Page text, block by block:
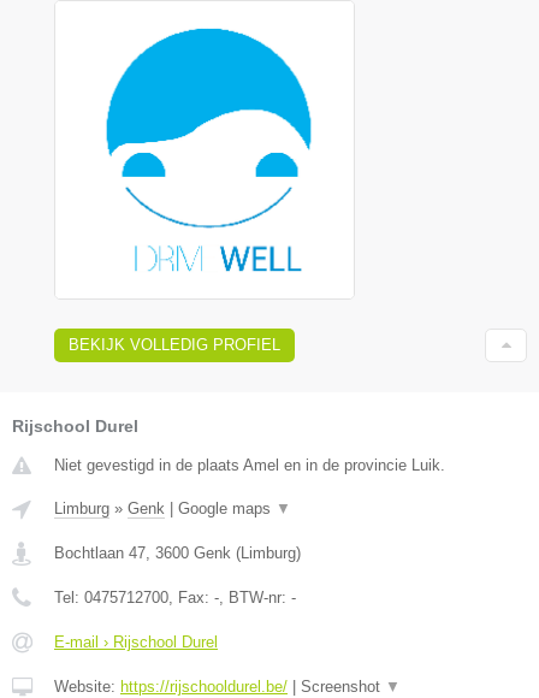
BEKIJK VOLLEDIG PROFIEL
Rijschool Durel
Niet gevestigd in de plaats Amel en in de provincie Luik.
Limburg » Genk Google maps ▼
Bochtlaan 47, 3600 Genk (Limburg)
Tel: 0475712700, Fax: -, BTW-nr: -
E-mail › Rijschool Durel
Website: https://rijschooldurel.be/ Screenshot ▼